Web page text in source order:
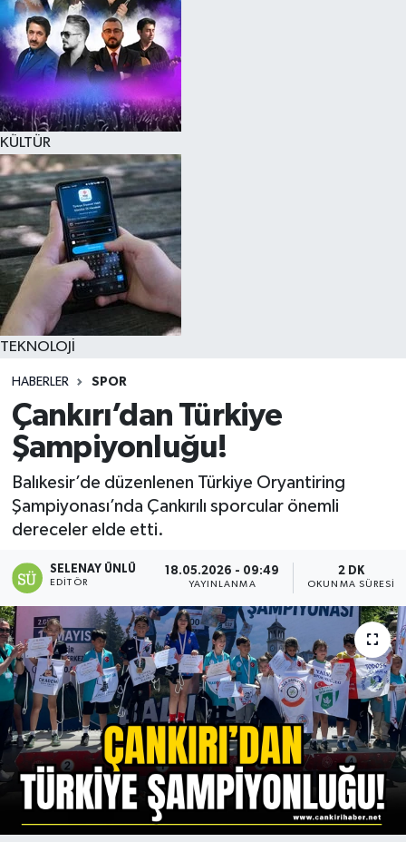
KÜLTÜR
TEKNOLOJİ
HABERLER SPOR
Çankırı’dan Türkiye
Şampiyonluğu!
Balıkesir’de düzenlenen Türkiye Oryantiring
Şampiyonası’nda Çankırılı sporcular önemli
dereceler elde etti.
SELENAY ÜNLÜ
EDITÖR
18.05.2026 - 09:49
YAYINLANMA
2 DK
OKUNMA SÜRESI